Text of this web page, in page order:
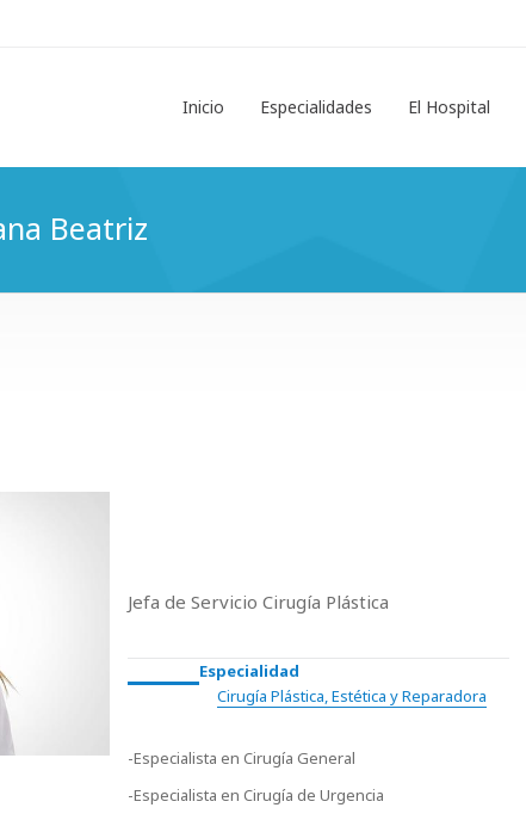
Inicio Especialidades El Hospital
Beatriz
Jefa de Servicio Cirugía Plástica
Especialidad
Cirugía Plástica, Estética y Reparadora
-Especialista en Cirugía General
-Especialista en Cirugía de Urgencia